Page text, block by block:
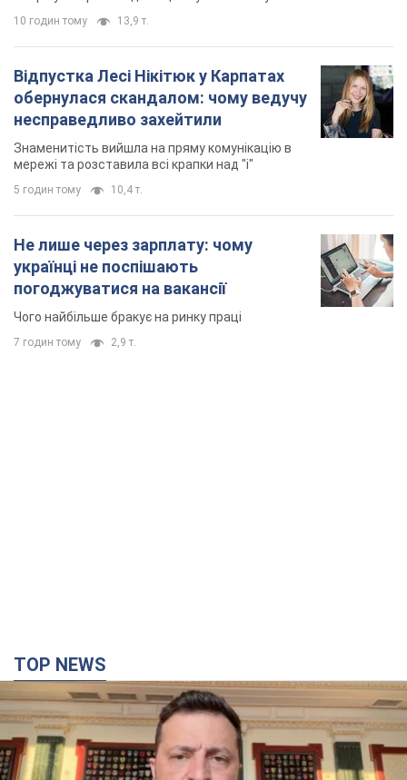
10 годин тому 13,9 т.
Відпустка Лесі Нікітюк у Карпатах
обернулася скандалом: чому ведучу
несправедливо захейтили
Знаменитість вийшла на пряму комунікацію в
мережі та розставила всі крапки над "і"
5 годин тому 10,4 т.
Не лише через зарплату: чому
українці не поспішають
погоджуватися на вакансії
Чого найбільше бракує на ринку праці
7 годин тому 2,9 т.
TOP NEWS